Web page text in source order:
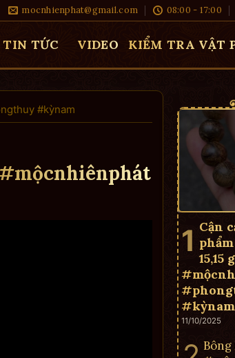
mocnhienphat@gmail.com 08:00 - 17:00
TIN TỨC VIDEO KIỂM TRA VẬT
#kỳnam
Cận
15,15
#kỳnam
11/10/2025